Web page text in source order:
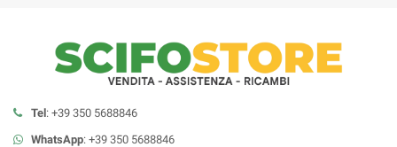
Tel: +39 350 5688846
WhatsApp: +39 350 5688846